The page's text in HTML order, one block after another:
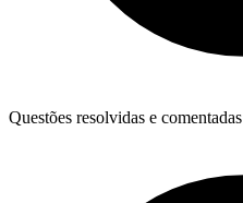
Questões resolvidas e comentadas